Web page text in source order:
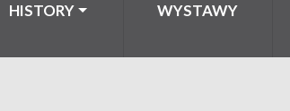
HISTORY WYSTAWY